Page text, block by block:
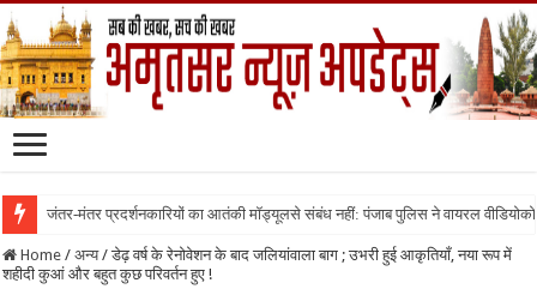
जंतर-मंतर प्रदर्शनकारियों का आतंकी मॉड्यूलसे संबंध नहीं: पंजाब पुलिस ने वायरल वीडियोको
Home / अन्य / डेढ़ वर्ष के रेनोवेशन के बाद जलियांवाला बाग ; उभरी हुई आकृतियाँ, नया रूप में
शहीदी कुआं और बहुत कुछ परिवर्तन हुए !